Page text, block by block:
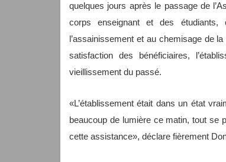
quelques jours après le passage de
corps enseignant et des
l’assainissement et au chemisage de
satisfaction des bénéficiaires,
vieillissement du passé.
«L’établissement était dans un état
beaucoup de lumière ce matin, tout se
cette assistance», déclare fièrement